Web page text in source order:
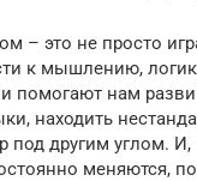
– это не просто
к мышлению,
помогают нам
находить
под другим углом. И,
меняются,